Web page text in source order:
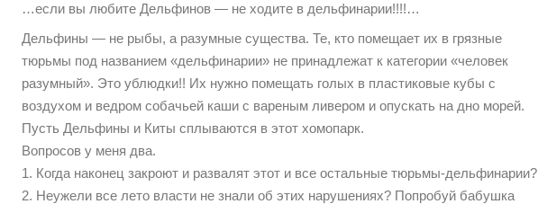
…если вы любите Дельфинов — не ходите в дельфинарии!!!!…
Дельфины — не рыбы, а разумные существа. Те, кто помещает их в грязные
тюрьмы под названием «дельфинарии» не принадлежат к категории «человек
разумный». Это ублюдки!! Их нужно помещать голых в пластиковые кубы с
воздухом и ведром собачьей каши с вареным ливером и опускать на дно морей.
Пусть Дельфины и Киты сплываются в этот хомопарк.
Вопросов у меня два.
1. Когда наконец закроют и развалят этот и все остальные тюрьмы-дельфинарии?
2. Неужели все лето власти не знали об этих нарушениях? Попробуй бабушка